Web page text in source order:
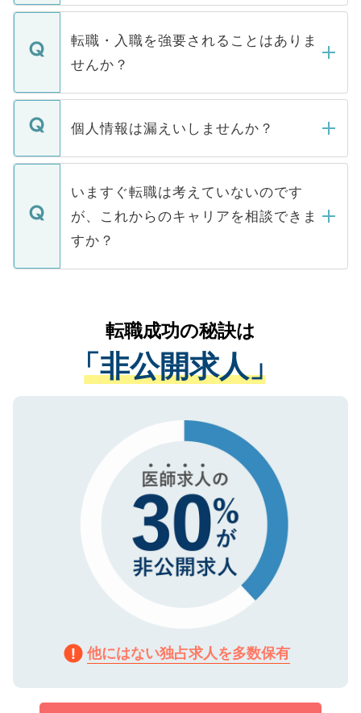
ます。通常、5営業日以内にはご連絡をせて
いただきますので、しばらくお待ちくださ
マイナビDOCTORで取り扱っている求人の
うち約3割は、Webサイトからご覧いただ
けない「非公開求人」です。非公開求人は
下記の理由によって、一般には公開してい
ません。
■応募殺到を避けるため 人気のある医療機
関を公にしてしまうと、応募が殺到する場
に、医療機関が求める条件に合った人材の
みを人材紹介会社に依頼するケースが増え
ています。
転職・入職を強要されることはありま
せんか？
転職・入職を強要することは一切ありませ
ん。また、仮に応募先から内定をいただい
定を承諾する必要はありません。内定先へ
の辞退の連絡はキャリアパートナーが行い
個人情報は漏えいしませんか？
個人情報が漏えいすることはありませんの
で、ご安心ください。当サイトからの登録
などで収集したご登録者様の個人情報は、
ご本人のキャリアアップおよび転職活動の
支援を目的に使用いたします。お預かりし
ているすべての個人データはご本人の許可
は、個人情報の取り扱いについての厳密な
管理基準を満たした事業者のみに付与され
る、プライバシーマークを取得済みです。
で、機密保持に関してもご安心ください。
いますぐ転職は考えていないのです
が、これからのキャリアを相談できま
すか？
かがいして、現在の医療機関の状況や紹介
経験をまじえながら、適切なアドバイスを
させていただきます。すぐにご転職をされ
ない方には、長期的なサポートが可能です
ので、まずはご登録ください。
転職成功の秘訣は
「非公開求人」
他にはない独占求人を多数保有